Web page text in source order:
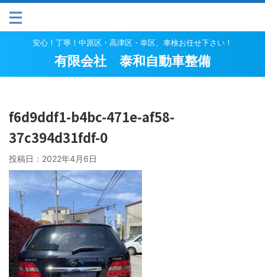
安心！丁寧！中原区・高津区・幸区、車検お任せ下さい！
有限会社 泰和自動車整備
f6d9ddf1-b4bc-471e-af58-
37c394d31fdf-0
投稿日： 2022年4月6日